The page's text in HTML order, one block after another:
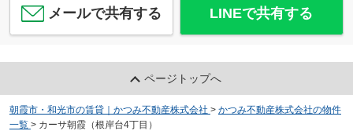
メールで共有する LINEで共有する
ページトップへ
朝霞市・和光市の賃貸｜かつみ不動産株式会社 > かつみ不動産株式会社の物件
一覧 > カーサ朝霞（根岸台4丁目）